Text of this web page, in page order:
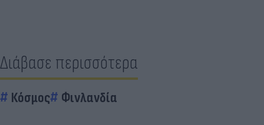
Διάβασε περισσότερα
Κόσμος Φινλανδία